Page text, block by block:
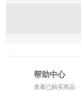
帮助中心
查看已购买商品